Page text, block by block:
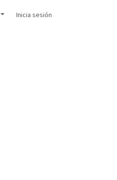
Inicia sesión